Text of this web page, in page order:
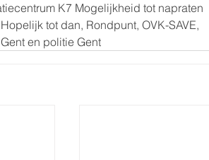
K7 Mogelijkheid tot napraten
tot dan, Rondpunt, OVK-SAVE,
en politie Gent